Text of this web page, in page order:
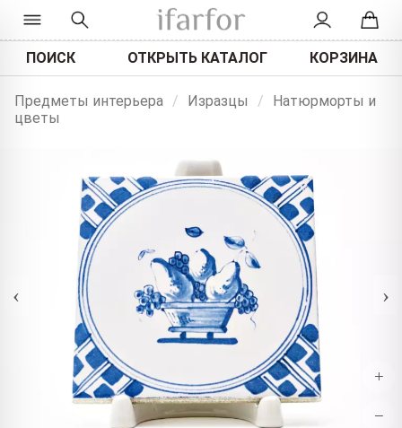
ПОИСК ОТКРЫТЬ КАТАЛОГ КОРЗИНА
Предметы интерьера / Изразцы /
Натюрморты и
цветы
‹ ›
+
−